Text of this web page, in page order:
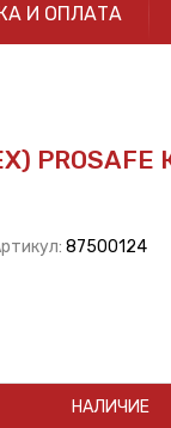
И ОПЛАТА
87500124
НАЛИЧИЕ